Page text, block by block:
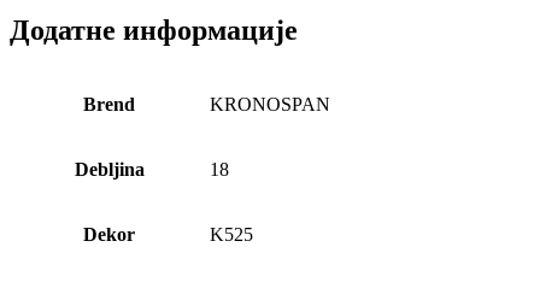
Додатне информације
Brend KRONOSPAN
Debljina 18
Dekor K525